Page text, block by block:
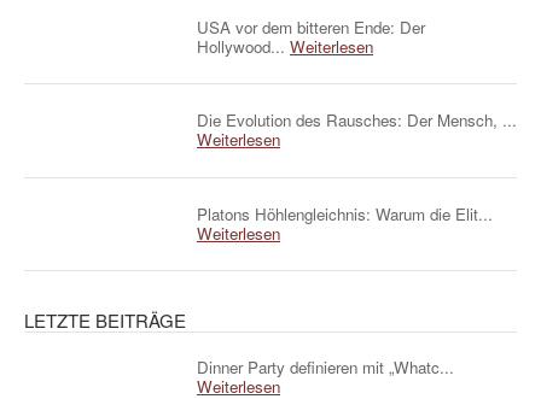
USA vor dem bitteren Ende: Der
Hollywood... Weiterlesen
Die Evolution des Rausches: Der Mensch, ...
Weiterlesen
Platons Höhlengleichnis: Warum die Elit...
Weiterlesen
LETZTE BEITRÄGE
Dinner Party definieren mit „Whatc...
Weiterlesen